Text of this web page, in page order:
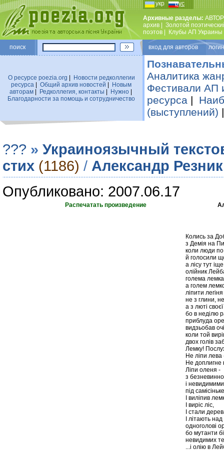
укр рус
Архивные разделы:
архив
Золотой
поэтов
Клубы АП Украины
поиск вход для авторов
О ресурсе poezia.org
Новости редколлегии
ресурса
Общий архив новостей
Новым
авторам| Редколлегия, контакты Нужно|
Благодарности за помощь и сотрудничество
Аналитика
Фестивали АП
ресурса |
(выступлений)
??? » Украиноязычный
стих (1186) / Александр Резник
Опубликовано: 2007.06.17
Распечатать произведение
Колись за
з Демія на
коли люди по
й голосили
а лісу тут
олійник
голема
а голем
ліпити
не з глини,
а з люті своєї
бо в неділю
приблуда
видзьобав
коли той
двох голів
Лемку!
Не ліпи лева
Не доплигне
Ліпи оленя -
з
і
під
І виліпив
І виріс ліс,
І стали
І літають
одноголові
бо мутанти
невидимих
...і олію в